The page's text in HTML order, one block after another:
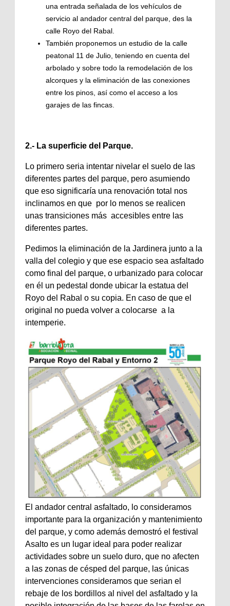
una entrada señalada de los vehículos de
servicio al andador central del parque, des la
calle Royo del Rabal.
También proponemos un estudio de la calle
peatonal 11 de Julio, teniendo en cuenta del
arbolado y sobre todo la remodelación de los
alcorques y la eliminación de las conexiones
entre los pinos, así como el acceso a los
garajes de las fincas.
2.- La superficie del Parque.
Lo primero seria intentar nivelar el suelo de las
diferentes partes del parque, pero asumiendo
que eso significaría una renovación total nos
inclinamos en que por lo menos se realicen
unas transiciones más accesibles entre las
diferentes partes.
Pedimos la eliminación de la Jardinera junto a la
valla del colegio y que ese espacio sea asfaltado
como final del parque, o urbanizado para colocar
en él un pedestal donde ubicar la estatua del
Royo del Rabal o su copia. En caso de que el
original no pueda volver a colocarse a la
intemperie.
El andador central asfaltado, lo consideramos
importante para la organización y mantenimiento
del parque, y como además demostró el festival
Asalto es un lugar ideal para poder realizar
actividades sobre un suelo duro, que no afecten
a las zonas de césped del parque, las únicas
intervenciones consideramos que serian el
rebaje de los bordillos al nivel del asfaltado y la